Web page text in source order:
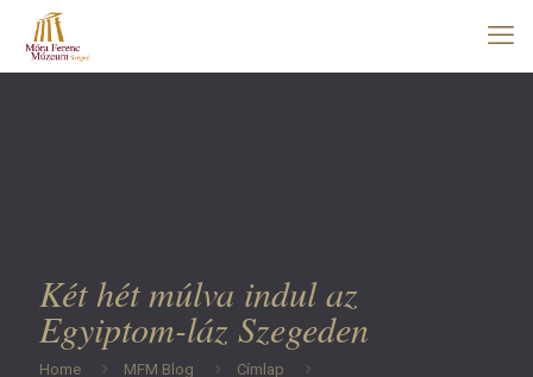
Két hét múlva indul az
Egyiptom-láz Szegeden
Home MFM Blog
Címlap